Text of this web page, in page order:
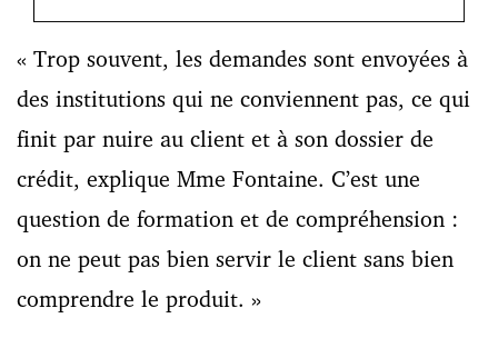
« Trop souvent, les demandes sont envoyées à
des institutions qui ne conviennent pas, ce qui
finit par nuire au client et à son dossier de
crédit, explique Mme Fontaine. C’est une
question de formation et de compréhension :
on ne peut pas bien servir le client sans bien
comprendre le produit. »